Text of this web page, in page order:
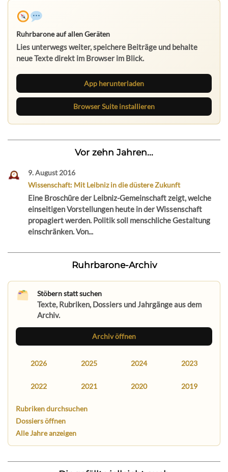
Ruhrbarone auf allen Geräten
Lies unterwegs weiter, speichere Beiträge und behalte
neue Texte direkt im Browser im Blick.
App herunterladen
Browser Suite installieren
Vor zehn Jahren...
9. August 2016
Wissenschaft: Mit Leibniz in die düstere Zukunft
Eine Broschüre der Leibniz-Gemeinschaft zeigt, welche
einseitigen Vorstellungen heute in der Wissenschaft
propagiert werden. Politik soll menschliche Gestaltung
einschränken. Von...
Ruhrbarone-Archiv
Stöbern statt suchen
Texte, Rubriken, Dossiers und Jahrgänge aus dem
Archiv.
Archiv öffnen
2026 2025 2024 2023
2022 2021 2020 2019
Rubriken durchsuchen
Dossiers öffnen
Alle Jahre anzeigen